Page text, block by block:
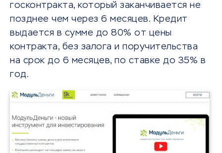
госконтракта, который заканчивается не
позднее чем через 6 месяцев. Кредит
выдается в сумме до 80% от цены
контракта, без залога и поручительства
на срок до 6 месяцев, по ставке до 35% в
год.